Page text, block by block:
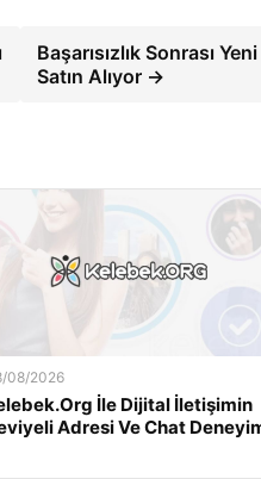
Başarısızlık Sonrası
Satın Alıyor →
08/2026
İle Dijital İletişimin
Adresi Ve Chat